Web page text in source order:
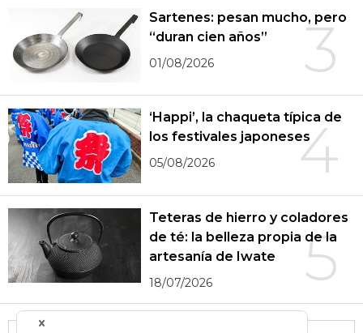
3
Sartenes: pesan mucho, pero
“duran cien años”
01/08/2026
4
‘Happi’, la chaqueta típica de
los festivales japoneses
05/08/2026
5
Teteras de hierro y coladores
de té: la belleza propia de la
artesanía de Iwate
18/07/2026